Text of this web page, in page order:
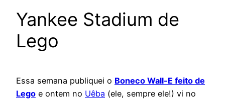
Yankee Stadium de
Lego
Essa semana publiquei o Boneco Wall-E feito de
Lego e ontem no Uêba (ele, sempre ele!) vi no